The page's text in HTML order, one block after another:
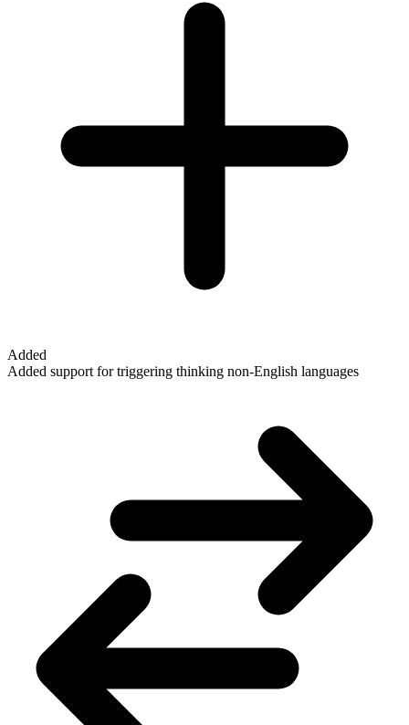
Added
Added support for triggering thinking non-English languages